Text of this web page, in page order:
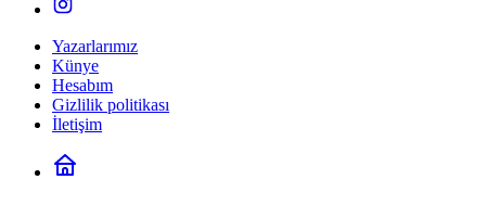
Yazarlarımız
Künye
Hesabım
Gizlilik politikası
İletişim